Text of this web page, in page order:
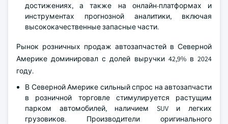
достижениях, а также на онлайн-платформах и
инструментах прогнозной аналитики, включая
высококачественные запасные части.
Рынок розничных продаж автозапчастей в Северной
Америке доминировал с долей выручки 42,9% в 2024
году.
В Северной Америке сильный спрос на автозапчасти
в розничной торговле стимулируется растущим
парком автомобилей, наличием SUV и легких
грузовиков. Производители оригинального